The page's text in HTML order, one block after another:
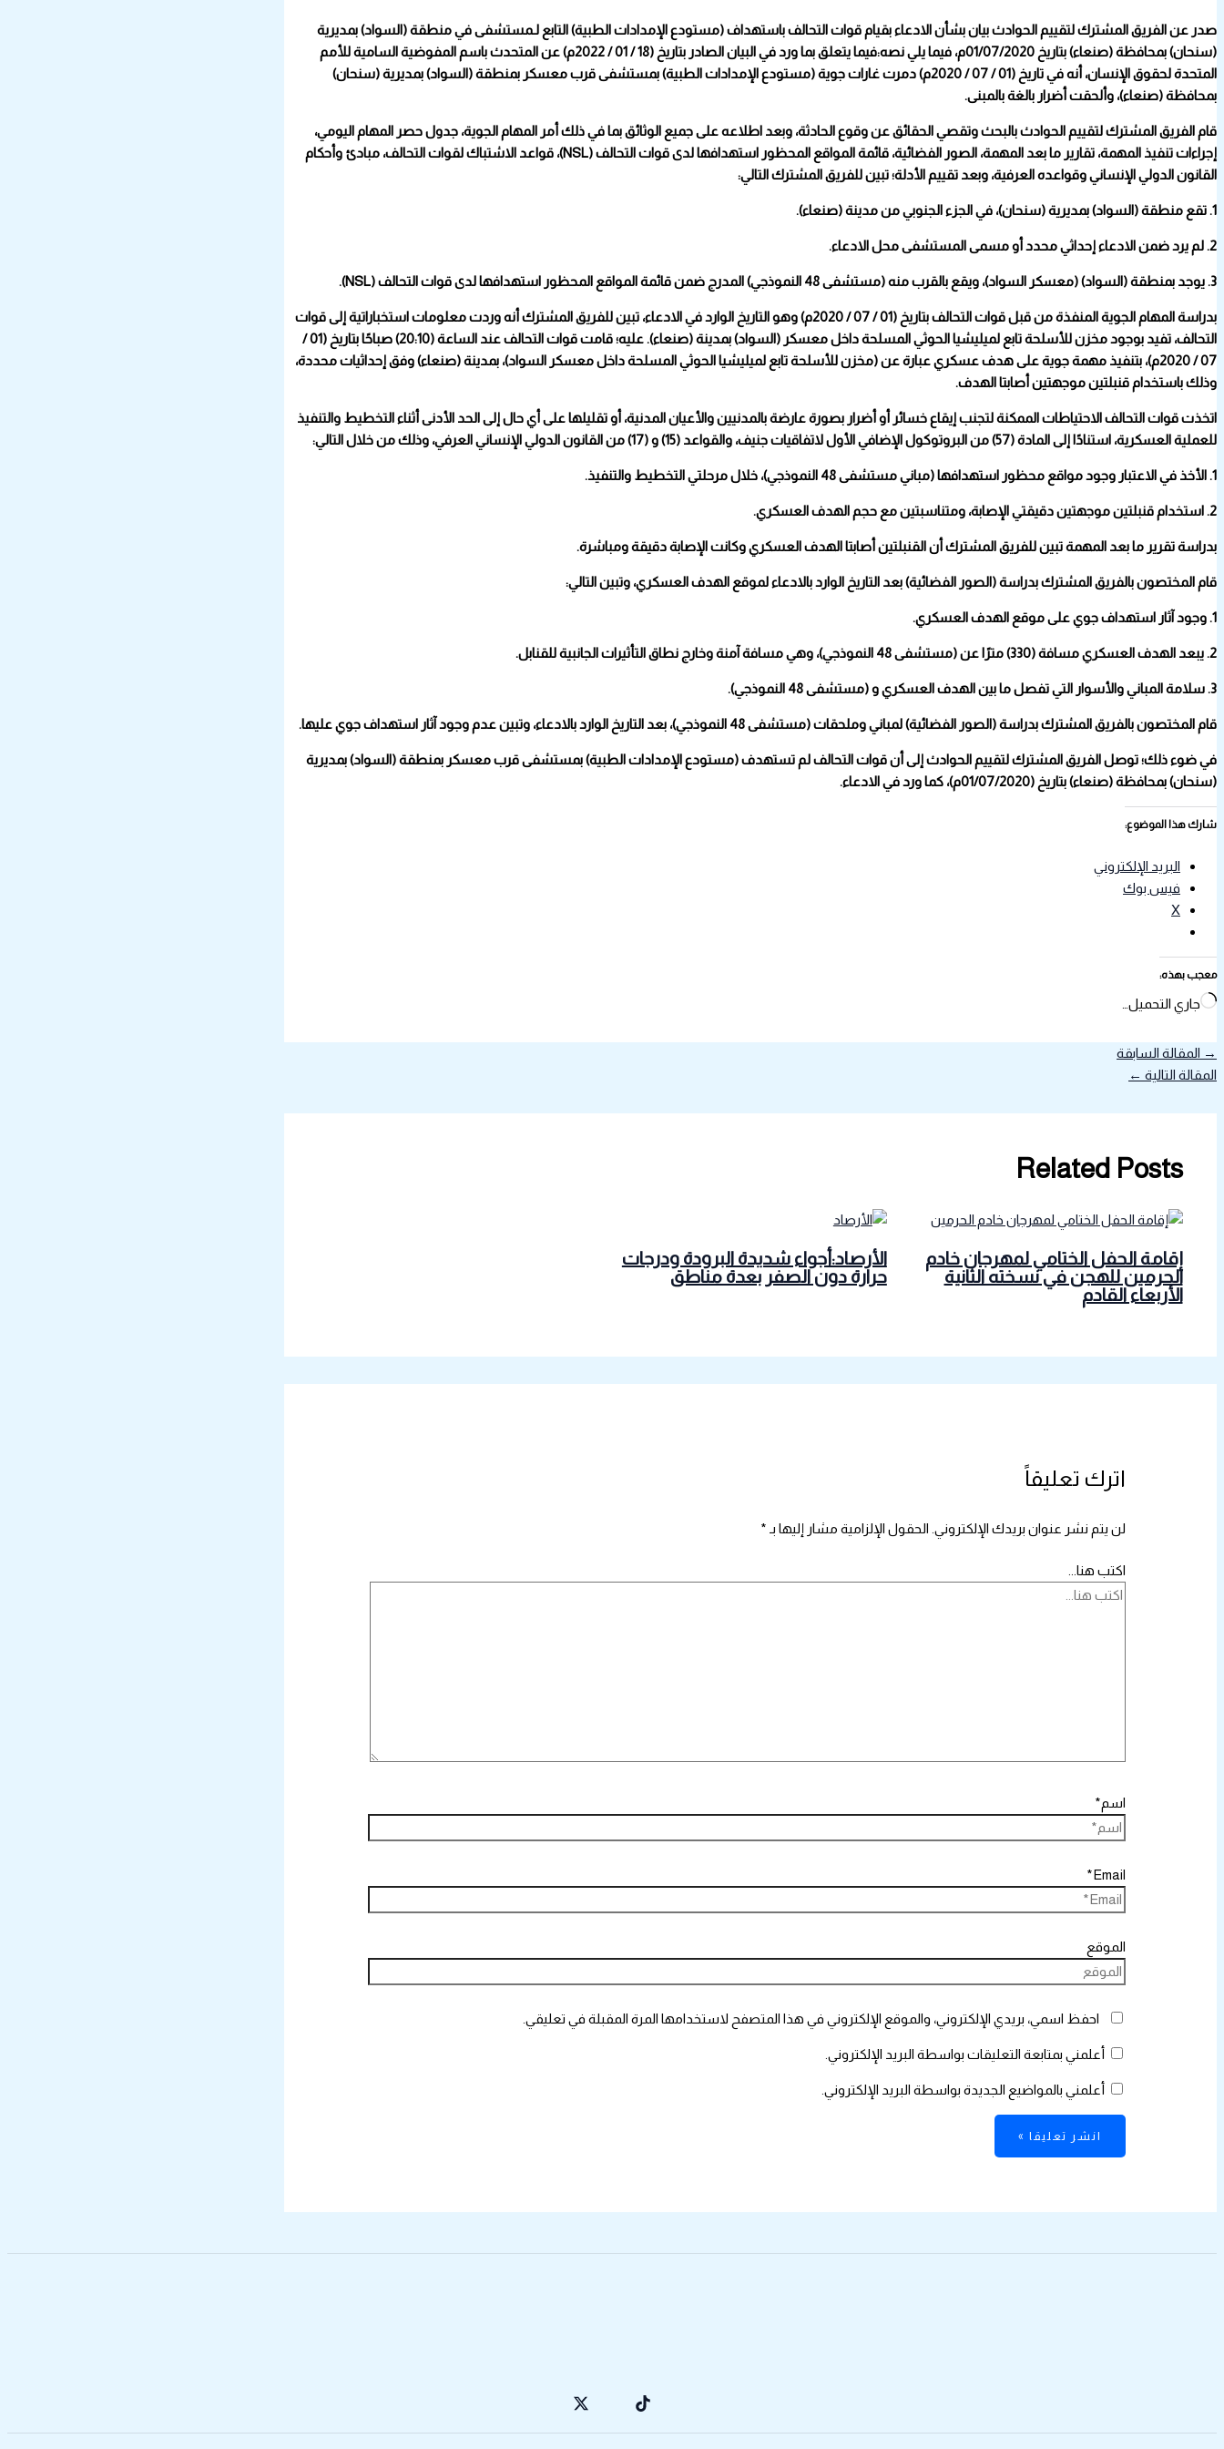
صدر عن الفريق المشترك لتقييم الحوادث بيان بشأن الادعاء بقيام قوات التحالف باستهداف (مستودع الإمدادات الطبية) التابع لـمستشفى في منطقة (السواد) بمديرية
(سنحان) بمحافظة (صنعاء) بتاريخ 01/07/2020م، فيما يلي نصه:فيما يتعلق بما ورد في البيان الصادر بتاريخ (18 / 01 / 2022م) عن المتحدث باسم المفوضية السامية للأمم
المتحدة لحقوق الإنسان، أنه في تاريخ (01 / 07 / 2020م) دمرت غارات جوية (مستودع الإمدادات الطبية) بمستشفى قرب معسكر بمنطقة (السواد) بمديرية (سنحان)
بمحافظة (صنعاء)، وألحقت أضرار بالغة بالمبنى.
قام الفريق المشترك لتقييم الحوادث بالبحث وتقصي الحقائق عن وقوع الحادثة، وبعد اطلاعه على جميع الوثائق بما في ذلك أمر المهام الجوية، جدول حصر المهام اليومي،
إجراءات تنفيذ المهمة، تقارير ما بعد المهمة، الصور الفضائية، قائمة المواقع المحظور استهدافها لدى قوات التحالف (NSL)، قواعد الاشتباك لقوات التحالف، مبادئ وأحكام
القانون الدولي الإنساني وقواعده العرفية، وبعد تقييم الأدلة؛ تبين للفريق المشترك التالي:
1. تقع منطقة (السواد) بمديرية (سنحان)، في الجزء الجنوبي من مدينة (صنعاء).
2. لم يرد ضمن الادعاء إحداثي محدد أو مسمى المستشفى محل الادعاء.
3. يوجد بمنطقة (السواد) (معسكر السواد)، ويقع بالقرب منه (مستشفى 48 النموذجي) المدرج ضمن قائمة المواقع المحظور استهدافها لدى قوات التحالف (NSL).
بدراسة المهام الجوية المنفذة من قبل قوات التحالف بتاريخ (01 / 07 / 2020م) وهو التاريخ الوارد في الادعاء، تبين للفريق المشترك أنه وردت معلومات استخباراتية إلى قوات
التحالف، تفيد بوجود مخزن للأسلحة تابع لميليشيا الحوثي المسلحة داخل معسكر (السواد) بمدينة (صنعاء). عليه؛ قامت قوات التحالف عند الساعة (20:10) صباحًا بتاريخ (01 /
07 / 2020م)، بتنفيذ مهمة جوية على هدف عسكري عبارة عن (مخزن للأسلحة تابع لميليشيا الحوثي المسلحة داخل معسكر السواد)، بمدينة (صنعاء) وفق إحداثيات محددة،
وذلك باستخدام قنبلتين موجهتين أصابتا الهدف.
اتخذت قوات التحالف الاحتياطات الممكنة لتجنب إيقاع خسائر أو أضرار بصورة عارضة بالمدنيين والأعيان المدنية، أو تقليلها على أي حال إلى الحد الأدنى أثناء التخطيط والتنفيذ
للعملية العسكرية، استنادًا إلى المادة (57) من البروتوكول الإضافي الأول لاتفاقيات جنيف، والقواعد (15) و (17) من القانون الدولي الإنساني العرفي، وذلك من خلال التالي:
1. الأخذ في الاعتبار وجود مواقع محظور استهدافها (مباني مستشفى 48 النموذجي)، خلال مرحلتي التخطيط والتنفيذ.
2. استخدام قنبلتين موجهتين دقيقتي الإصابة، ومتناسبتين مع حجم الهدف العسكري.
بدراسة تقرير ما بعد المهمة تبين للفريق المشترك أن القنبلتين أصابتا الهدف العسكري وكانت الإصابة دقيقة ومباشرة.
قام المختصون بالفريق المشترك بدراسة (الصور الفضائية) بعد التاريخ الوارد بالادعاء لموقع الهدف العسكري، وتبين التالي:
1. وجود آثار استهداف جوي على موقع الهدف العسكري.
2. يبعد الهدف العسكري مسافة (330) مترًا عن (مستشفى 48 النموذجي)، وهي مسافة آمنة وخارج نطاق التأثيرات الجانبية للقنابل.
3. سلامة المباني والأسوار التي تفصل ما بين الهدف العسكري و (مستشفى 48 النموذجي).
قام المختصون بالفريق المشترك بدراسة (الصور الفضائية) لمباني وملحقات (مستشفى 48 النموذجي)، بعد التاريخ الوارد بالادعاء، وتبين عدم وجود آثار استهداف جوي عليها.
في ضوء ذلك؛ توصل الفريق المشترك لتقييم الحوادث إلى أن قوات التحالف لم تستهدف (مستودع الإمدادات الطبية) بمستشفى قرب معسكر بمنطقة (السواد) بمديرية
(سنحان) بمحافظة (صنعاء) بتاريخ (01/07/2020م)، كما ورد في الادعاء.
شارك هذا الموضوع:
البريد الإلكتروني
فيس بوك
X
معجب بهذه:
جاري التحميل…
→ المقالة السابقة
المقالة التالية ←
Related Posts
إقامة الحفل الختامي لمهرجان خادم
الحرمين للهجن في نسخته الثانية
الأربعاء القادم
الأرصاد:أجواء شديدة البرودة ودرجات
حرارة دون الصفر بعدة مناطق
اترك تعليقاً
لن يتم نشر عنوان بريدك الإلكتروني. الحقول الإلزامية مشار إليها بـ *
اكتب هنا...
اسم*
Email*
الموقع
احفظ اسمي، بريدي الإلكتروني، والموقع الإلكتروني في هذا المتصفح لاستخدامها المرة المقبلة في تعليقي.
أعلمني بمتابعة التعليقات بواسطة البريد الإلكتروني.
أعلمني بالمواضيع الجديدة بواسطة البريد الإلكتروني.